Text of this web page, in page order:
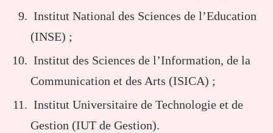
Institut National des Sciences de l’Education
(INSE) ;
Institut des Sciences de l’Information, de la
Communication et des Arts (ISICA) ;
Institut Universitaire de Technologie et de
Gestion (IUT de Gestion).